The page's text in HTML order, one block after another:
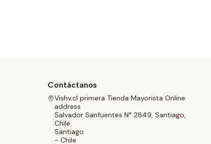
Contáctanos
Vishv.cl primera Tienda Mayorista Online
address
Salvador Sanfuentes N° 2849, Santiago,
Chile.
Santiago
- Chile